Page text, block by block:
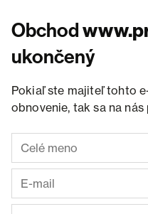
Obchod
ukončený
Pokiaľ ste majiteľ tohto
obnovenie, tak sa na